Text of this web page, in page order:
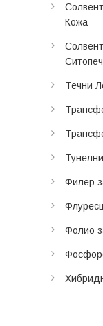
Кожа
Течни
Филер
Фолио